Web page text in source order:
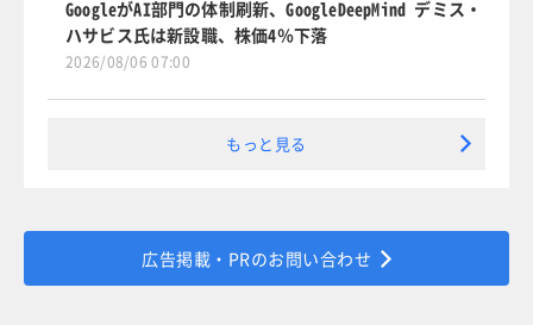
GoogleがAI部門の体制刷新、GoogleDeepMind デミス・
ハサビス氏は新設職、株価4％下落
2026/08/06 07:00
もっと見る
広告掲載・PRのお問い合わせ